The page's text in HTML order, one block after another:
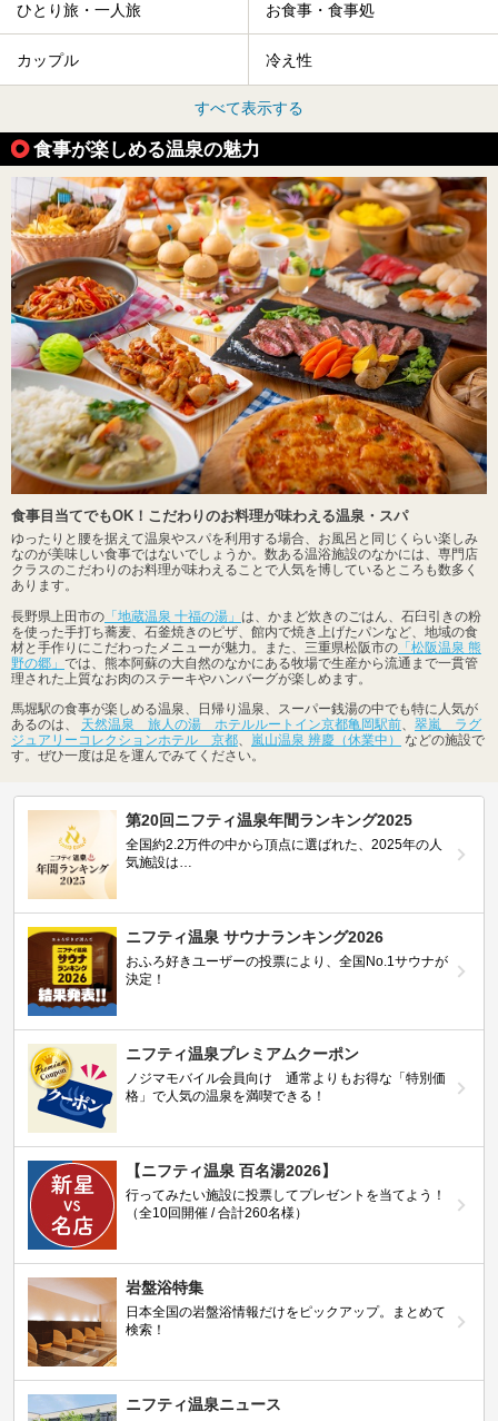
ひとり旅・一人旅 お食事・食事処
カップル 冷え性
すべて表示する
食事が楽しめる温泉の魅力
食事目当てでもOK！こだわりのお料理が味わえる温泉・スパ
ゆったりと腰を据えて温泉やスパを利用する場合、お風呂と同じくらい楽しみ
なのが美味しい食事ではないでしょうか。数ある温浴施設のなかには、専門店
クラスのこだわりのお料理が味わえることで人気を博しているところも数多く
あります。
長野県上田市の 「地蔵温泉 十福の湯」 は、かまど炊きのごはん、石臼引きの粉
を使った手打ち蕎麦、石釜焼きのピザ、館内で焼き上げたパンなど、地域の食
材と手作りにこだわったメニューが魅力。また、三重県松阪市の 「松阪温泉 熊
野の郷」 では、熊本阿蘇の大自然のなかにある牧場で生産から流通まで一貫管
理された上質なお肉のステーキやハンバーグが楽しめます。
馬堀駅の食事が楽しめる温泉、日帰り温泉、スーパー銭湯の中でも特に人気が
あるのは、 天然温泉 旅人の湯 ホテルルートイン京都亀岡駅前
翠嵐 ラグ
ジュアリーコレクションホテル 京都
嵐山温泉 辨慶（休業中）
などの施設で
す。ぜひ一度は足を運んでみてください。
第20回ニフティ温泉年間ランキング2025
全国約2.2万件の中から頂点に選ばれた、2025年の人
気施設は…
ニフティ温泉 サウナランキング2026
おふろ好きユーザーの投票により、全国No.1サウナが
決定！
ニフティ温泉プレミアムクーポン
ノジマモバイル会員向け 通常よりもお得な「特別価
格」で人気の温泉を満喫できる！
【ニフティ温泉 百名湯2026】
行ってみたい施設に投票してプレゼントを当てよう！
（全10回開催 / 合計260名様）
岩盤浴特集
日本全国の岩盤浴情報だけをピックアップ。まとめて
検索！
ニフティ温泉ニュース